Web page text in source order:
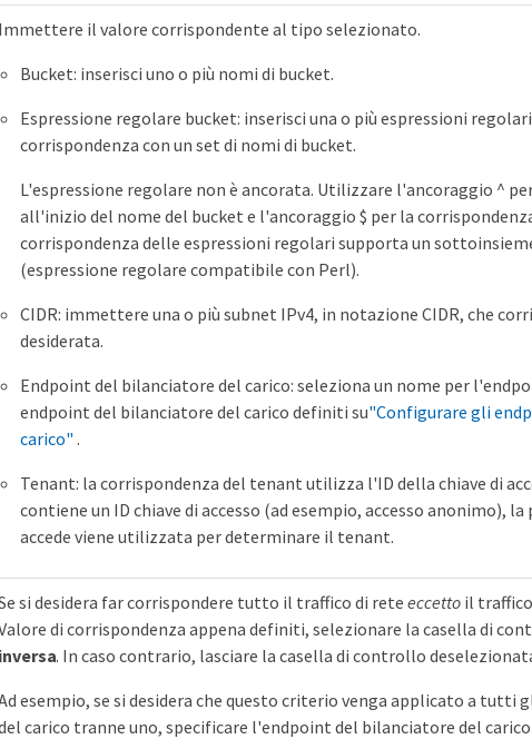
Immettere il valore corrispondente al tipo selezionato.
Bucket: inserisci uno o più nomi di bucket.
Espressione regolare bucket: inserisci una o più espressioni
corrispondenza con un set di nomi di bucket.
L'espressione regolare non è ancorata. Utilizzare l'ancoraggio ^
all'inizio del nome del bucket e l'ancoraggio $ per la
corrispondenza delle espressioni regolari supporta un
(espressione regolare compatibile con Perl).
CIDR: immettere una o più subnet IPv4, in notazione CIDR, che
desiderata.
Endpoint del bilanciatore del carico: seleziona un nome per
endpoint del bilanciatore del carico definiti su"Configurare gli
carico" .
Tenant: la corrispondenza del tenant utilizza l'ID della chiave di
contiene un ID chiave di accesso (ad esempio, accesso anonimo),
accede viene utilizzata per determinare il tenant.
si desidera far corrispondere tutto il traffico di rete eccetto il
di corrispondenza appena definiti, selezionare la casella di
inversa. In caso contrario, lasciare la casella di controllo
esempio, se si desidera che questo criterio venga applicato a tutti
carico tranne uno, specificare l'endpoint del bilanciatore del carico